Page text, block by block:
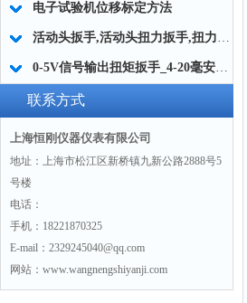
电子试验机位移标定方法
活动头扳手,活动头扭力扳手,扭力扳手配件活动头
0-5V信号输出扭矩扳手_4-20毫安输出扭矩扳手厂家
联系方式
上海恒刚仪器仪表有限公司
地址：上海市松江区新桥镇九新公路2888号5
号楼
电话：
手机：18221870325
E-mail：2329245040@qq.com
网站：www.wangnengshiyanji.com